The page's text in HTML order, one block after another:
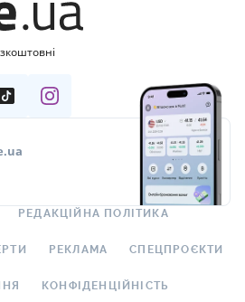
РЕДАКЦІЙНА ПОЛІТИКА
РЕКЛАМА СПЕЦПРОЄКТИ
КОНФІДЕНЦІЙНІСТЬ